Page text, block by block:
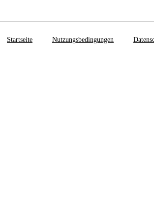
Startseite Nutzungsbedingungen